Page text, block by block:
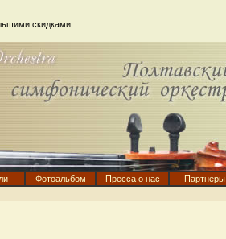
скидками.
Фотоальбом Пресса о нас Партнеры